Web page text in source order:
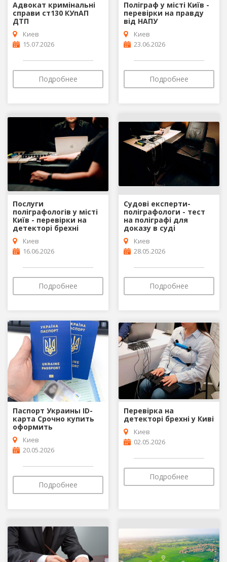
Адвокат кримінальні
справи ст130 КУпАП
ДТП
Киев
15.07.2026
Подробнее
Поліграф у місті Київ -
перевірки на правду
від НАПУ
Киев
23.06.2026
Подробнее
Послуги
поліграфологів у місті
Київ - перевірки на
детекторі брехні
Киев
16.06.2026
Подробнее
Судові експерти-
поліграфологи - тест
на поліграфі для
доказу в суді
Киев
28.05.2026
Подробнее
Паспорт Украины ID-
карта Срочно купить
оформить
Киев
20.05.2026
Подробнее
Перевірка на
детекторі брехні у Киві
Киев
02.05.2026
Подробнее